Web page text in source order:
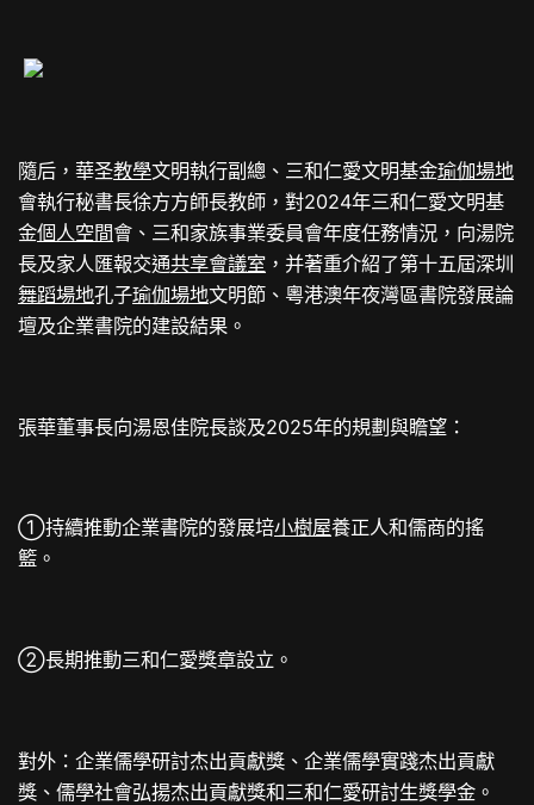
隨后，華圣教學文明執行副總、三和仁愛文明基金瑜伽場地
會執行秘書長徐方方師長教師，對2024年三和仁愛文明基
金個人空間會、三和家族事業委員會年度任務情況，向湯院
長及家人匯報交通共享會議室 ，并著重介紹了第十五屆深圳
舞蹈場地孔子瑜伽場地文明節、粵港澳年夜灣區書院發展論
壇及企業書院的建設結果。
張華董事長向湯恩佳院長談及2025年的規劃與瞻望：
①持續推動企業書院的發展培小樹屋養正人和儒商的搖
籃。
②長期推動三和仁愛獎章設立。
對外：企業儒學研討杰出貢獻獎、企業儒學實踐杰出貢獻
獎、儒學社會弘揚杰出貢獻獎和三和仁愛研討生獎學金。